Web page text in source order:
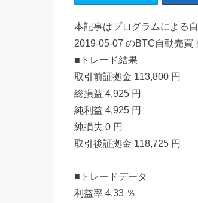
本記事はプログラムによる
2019-05-07 のBTC自動売買
■トレード結果
取引前証拠金 113,800 円
総損益 4,925 円
純利益 4,925 円
純損失 0 円
取引後証拠金 118,725 円
■トレードデータ
利益率 4.33 ％